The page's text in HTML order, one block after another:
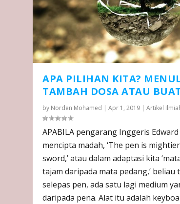
APA PILIHAN KITA?
TAMBAH DOSA ATAU
by Norden Mohamed |Apr 1, 2019 |Artikel
APABILA pengarang Inggeris
mencipta madah, ‘The pen is
sword,’ atau dalam adaptasi kita
tajam daripada mata pedang,’ beliau
selepas pen, ada satu lagi medium
daripada pena. Alat itu adalah